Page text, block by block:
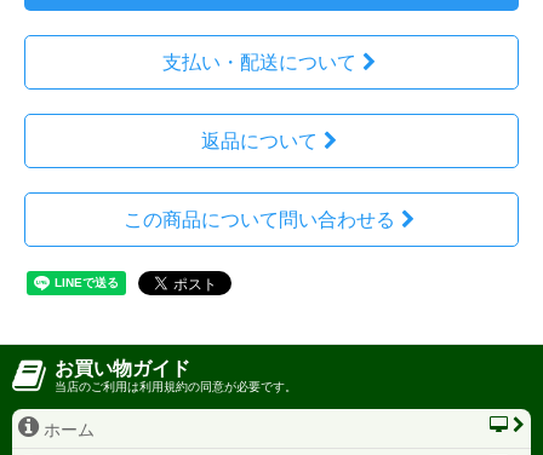
支払い・配送について
返品について
この商品について問い合わせる
お買い物ガイド
当店のご利用は利用規約の同意が必要です。
ホーム